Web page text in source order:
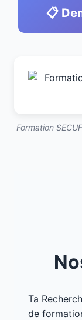
📋
Formation
Ta
de